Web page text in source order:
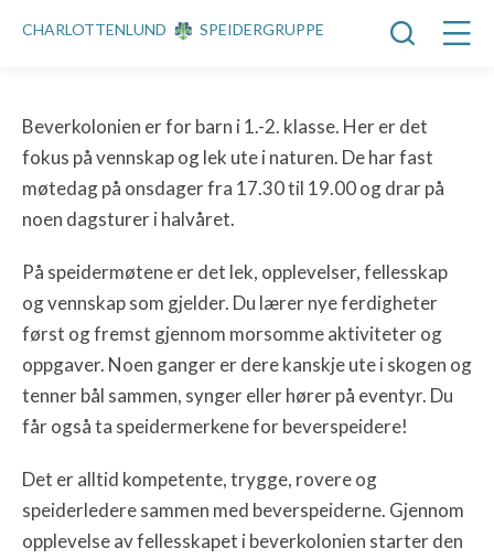
CHARLOTTENLUND SPEIDERGRUPPE
Beverkolonien er for barn i 1.-2. klasse. Her er det
fokus på vennskap og lek ute i naturen. De har fast
møtedag på onsdager fra 17.30 til 19.00 og drar på
noen dagsturer i halvåret.
På speidermøtene er det lek, opplevelser, fellesskap
og vennskap som gjelder. Du lærer nye ferdigheter
først og fremst gjennom morsomme aktiviteter og
oppgaver. Noen ganger er dere kanskje ute i skogen og
tenner bål sammen, synger eller hører på eventyr. Du
får også ta speidermerkene for beverspeidere!
Det er alltid kompetente, trygge, rovere og
speiderledere sammen med beverspeiderne. Gjennom
opplevelse av fellesskapet i beverkolonien starter den